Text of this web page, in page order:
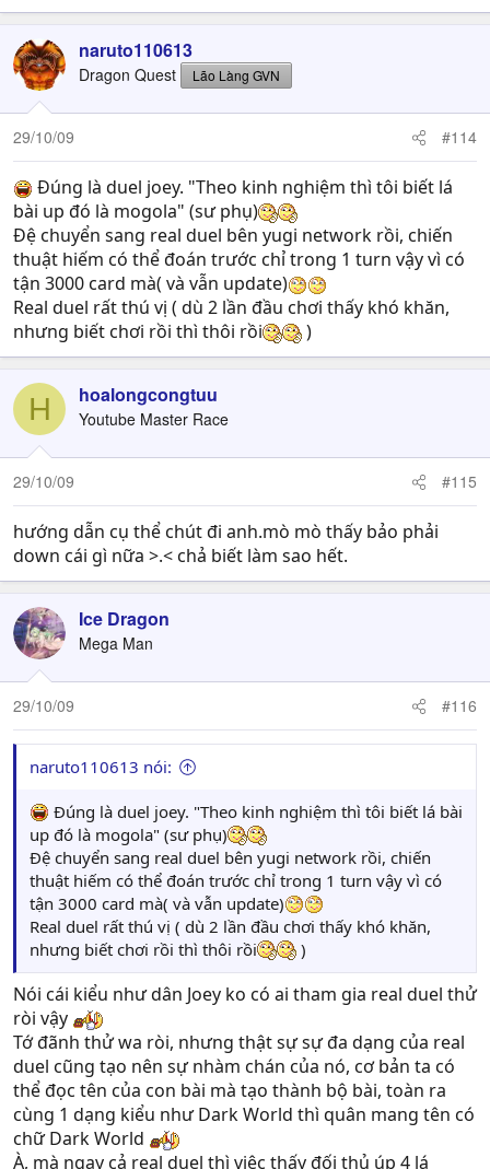
naruto110613
Dragon Quest Lão Làng GVN
29/10/09 #114
Đúng là duel joey. "Theo kinh nghiệm thì tôi biết lá
bài up đó là mogola" (sư phụ)
Đệ chuyển sang real duel bên yugi network rồi, chiến
thuật hiếm có thể đoán trước chỉ trong 1 turn vậy vì có
tận 3000 card mà( và vẫn update)
Real duel rất thú vị ( dù 2 lần đầu chơi thấy khó khăn,
nhưng biết chơi rồi thì thôi rồi
)
H hoalongcongtuu
Youtube Master Race
29/10/09 #115
hướng dẫn cụ thể chút đi anh.mò mò thấy bảo phải
down cái gì nữa >.< chả biết làm sao hết.
Ice Dragon
Mega Man
29/10/09 #116
naruto110613 nói:
Đúng là duel joey. "Theo kinh nghiệm thì tôi biết lá bài
up đó là mogola" (sư phụ)
Đệ chuyển sang real duel bên yugi network rồi, chiến
thuật hiếm có thể đoán trước chỉ trong 1 turn vậy vì có
tận 3000 card mà( và vẫn update)
Real duel rất thú vị ( dù 2 lần đầu chơi thấy khó khăn,
nhưng biết chơi rồi thì thôi rồi
)
Nói cái kiểu như dân Joey ko có ai tham gia real duel thử
ròi vậy
Tớ đãnh thử wa ròi, nhưng thật sự sự đa dạng của real
duel cũng tạo nên sự nhàm chán của nó, cơ bản ta có
thể đọc tên của con bài mà tạo thành bộ bài, toàn ra
cùng 1 dạng kiểu như Dark World thì quân mang tên có
chữ Dark World
À, mà ngay cả real duel thì việc thấy đối thủ úp 4 lá